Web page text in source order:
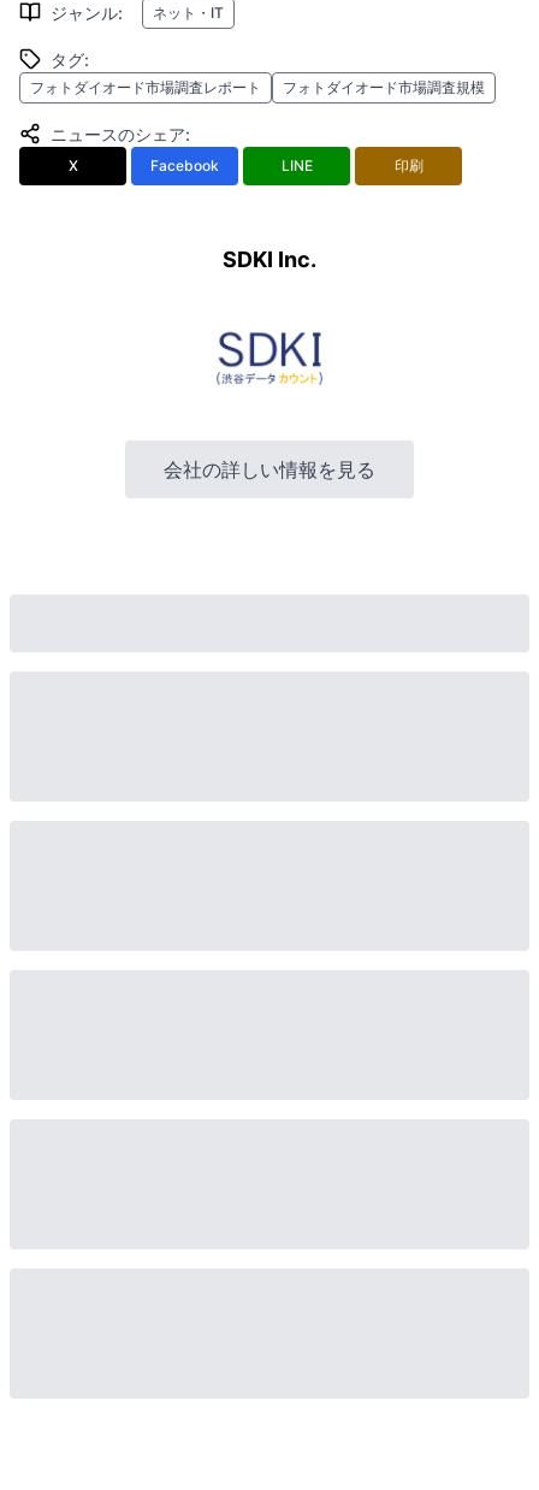
ジャンル: ネット・IT
タグ:
フォトダイオード市場調査レポート フォトダイオード市場調査規模
ニュースのシェア:
X Facebook LINE 印刷
SDKI Inc.
会社の詳しい情報を見る